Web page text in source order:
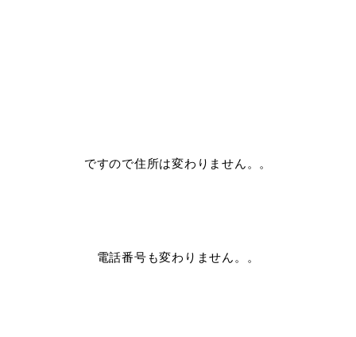
ですので住所は変わりません。。
電話番号も変わりません。。